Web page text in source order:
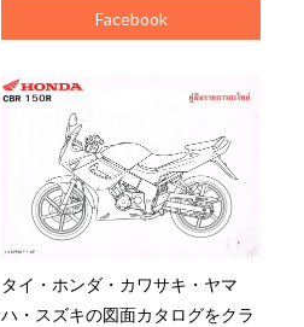
Facebook
タイ・ホンダ・カワサキ・ヤマ
ハ・スズキの図面カタログをクラ